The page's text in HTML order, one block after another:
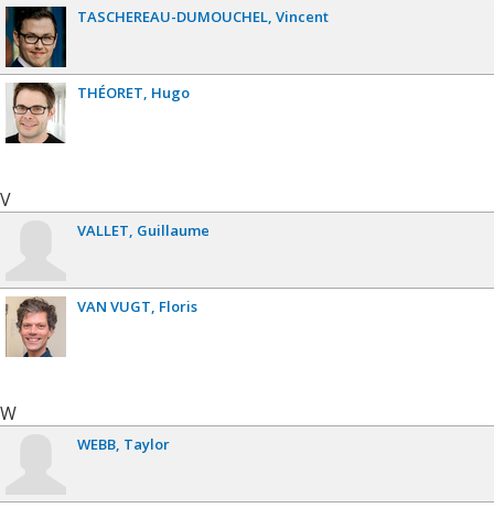
TASCHEREAU-DUMOUCHEL Vincent
THÉORET Hugo
V
VALLET Guillaume
VAN VUGT Floris
W
WEBB Taylor